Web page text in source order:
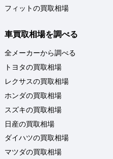
フィットの買取相場
車買取相場を調べる
全メーカーから調べる
トヨタの買取相場
レクサスの買取相場
ホンダの買取相場
スズキの買取相場
日産の買取相場
ダイハツの買取相場
マツダの買取相場